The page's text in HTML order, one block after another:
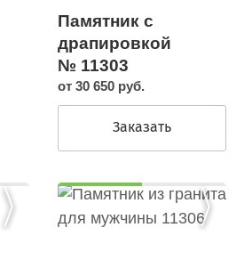
Памятник с
драпировкой
№ 11303
от 30 650 руб.
Заказать